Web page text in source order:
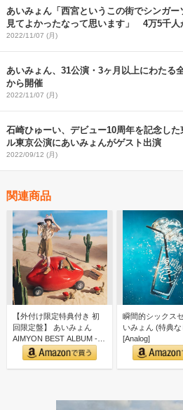
あいみょん「西宮というこの街でシンガ
見てよかったなって思います」 4万5千人
ワンマンの公式レポート到着
2022/11/07 (月)
あいみょん、31公演・3ヶ月以上にわたる
から開催
2022/11/07 (月)
石崎ひゅーい、デビュー10周年を記念した東名
ル東京公演にあいみょんがゲスト出演
2022/09/12 (月)
関連商品
【外付け限定特典付き 初
回限定盤】 あいみょん
AIMYON BEST ALBUM -
唇を追え！…
瞬間的シックス
いみょん (特典な
[Analog]